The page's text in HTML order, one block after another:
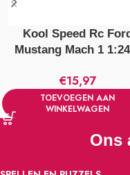
Kool Speed Rc
Mustang Mach 1
€15,97
TOEVOEGEN AAN
WINKELWAGEN
Ons